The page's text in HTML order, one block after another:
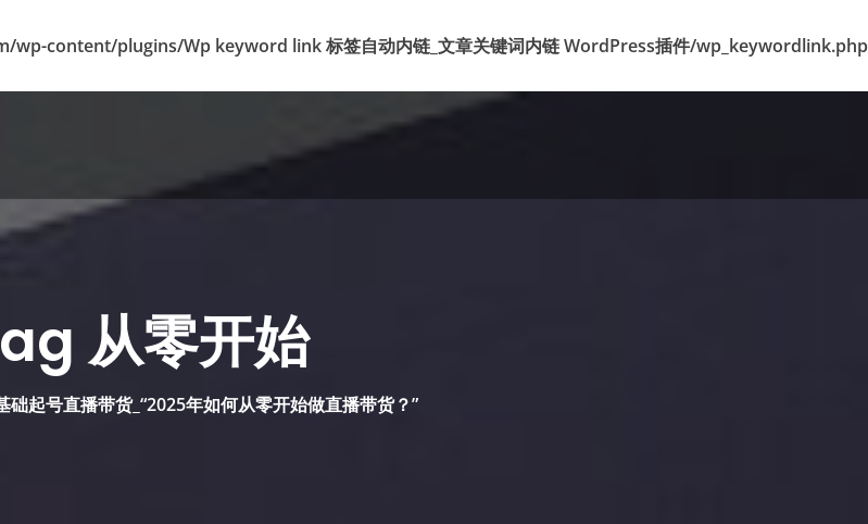
content/plugins/Wp keyword link 标签自动内链_文章关键词内链 WordPress插件/wp_keywordlink.php
从零开始
础起号直播带货_“2025年如何从零开始做直播带货？”